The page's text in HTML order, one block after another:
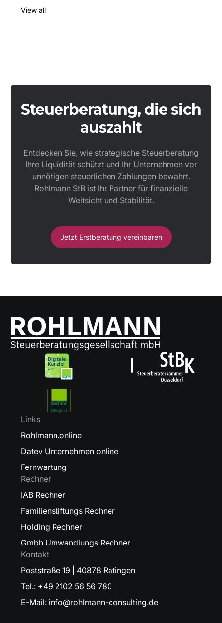
View all
Steuerberatung, die sich
auszahlt
Entdecken Sie, wie strategische Steuerberatung
Ihre Liquidität schützt und Ihr Unternehmen vor
unnötigen steuerlichen Zahlungen bewahrt.
Rohlmann StB ist Ihr Partner für finanzielle
Weitsicht und Stabilität.
Jetzt Erstberatung vereinbaren
Links
Rohlmann.online
Datev Unternehmen online
Fernwartung
Rechner
IAB Rechner
Familienstiftungs Rechner
Holding Rechner
Gmbh Umwandlungs Rechner
Kontakt
Poststraße 19 | 40878 Ratingen
Tel.: +49 2102 56 56 780
E-Mail: info@rohlmann-consulting.de